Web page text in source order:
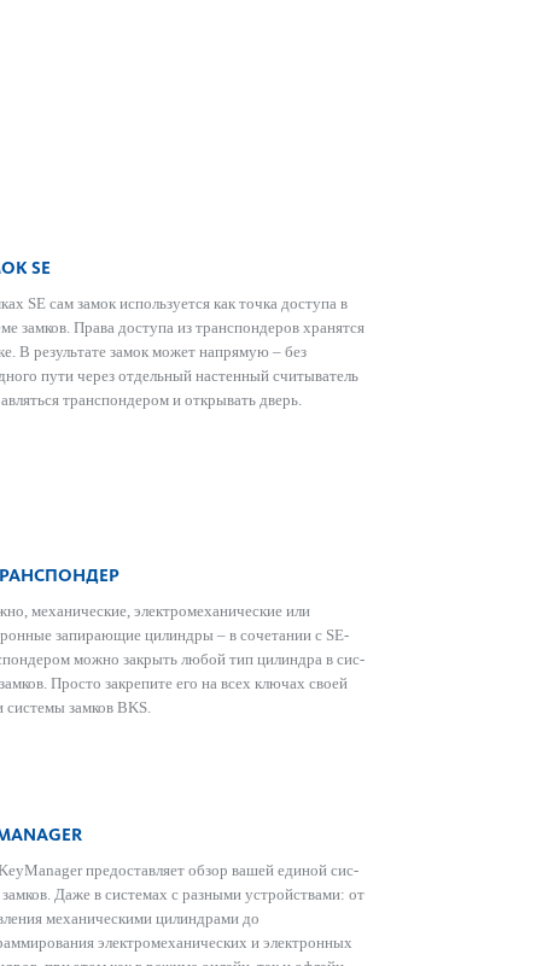
SE
SE сам замок исполь­зуется как точка дос­тупа в
замков. Права дос­тупа из транспондеров хранятся
В результате замок может напрямую – без
пути через отдельный настенный считыватель
транспондером и открывать дверь.
механические, электромеханические или
запи­рающие цилиндры – в сочет­ании с SE-
можно закрыть любой тип цилиндра в сис­
Просто закрепите его на всех ключах своей
сис­темы замков BKS.
предос­тавляет обзор вашей единой сис­
Даже в сис­темах с разными устройствами: от
механичес­кими цилиндрами до
электромеханических и электронных